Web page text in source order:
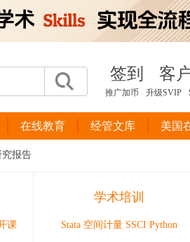
签到 客
推广加币 升级SVIP
在线教育 经管文库 美国
究报告
课
学术培训
Stata 空间计量 SSCI Python